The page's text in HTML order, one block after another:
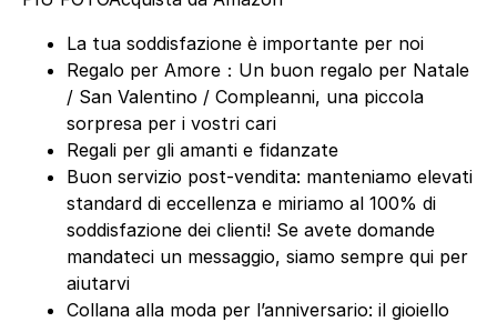
La tua soddisfazione è importante per noi
Regalo per Amore：Un buon regalo per Natale
/ San Valentino / Compleanni, una piccola
sorpresa per i vostri cari
Regali per gli amanti e fidanzate
Buon servizio post-vendita: manteniamo elevati
standard di eccellenza e miriamo al 100% di
soddisfazione dei clienti! Se avete domande
mandateci un messaggio, siamo sempre qui per
aiutarvi
Collana alla moda per l’anniversario: il gioiello